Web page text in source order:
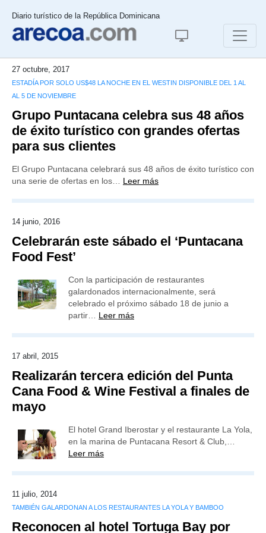
Diario turístico de la República Dominicana
27 octubre, 2017
ESTADÍA POR SOLO US$48 LA NOCHE EN EL WESTIN DISPONIBLE DEL 1 AL
AL 5 DE NOVIEMBRE
Grupo Puntacana celebra sus 48 años
de éxito turístico con grandes ofertas
para sus clientes
El Grupo Puntacana celebrará sus 48 años de éxito turístico con
una serie de ofertas en los… Leer más
14 junio, 2016
Celebrarán este sábado el ‘Puntacana
Food Fest’
Con la participación de restaurantes
galardonados internacionalmente, será
celebrado el próximo sábado 18 de junio a
partir… Leer más
17 abril, 2015
Realizarán tercera edición del Punta
Cana Food & Wine Festival a finales de
mayo
El hotel Grand Iberostar y el restaurante La Yola,
en la marina de Puntacana Resort & Club,…
Leer más
11 julio, 2014
TAMBIÉN GALARDONAN A LOS RESTAURANTES LA YOLA Y BAMBOO
Reconocen al hotel Tortuga Bay por